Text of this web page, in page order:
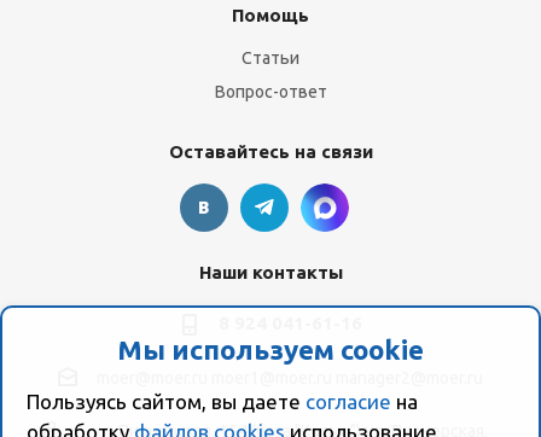
Мы используем cookie
Пользуясь сайтом, вы даете согласие на
обработку файлов cookies использование
Помощь
Статьи
Вопрос-ответ
Оставайтесь на связи
Наши контакты
ул. Пионерская, 154 (база "Космо") ул. Пионерская,